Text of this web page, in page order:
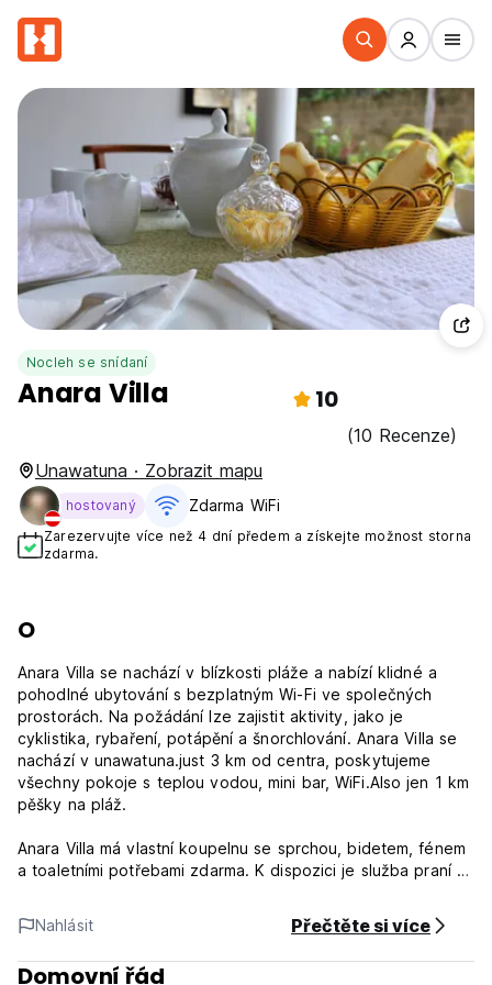
Nocleh se snídaní
Anara Villa 10
(10 Recenze)
Unawatuna · Zobrazit mapu
hostovaný Zdarma WiFi
Zarezervujte více než 4 dní předem a získejte možnost storna
zdarma.
O
Anara Villa se nachází v blízkosti pláže a nabízí klidné a
pohodlné ubytování s bezplatným Wi-Fi ve společných
prostorách. Na požádání lze zajistit aktivity, jako je
cyklistika, rybaření, potápění a šnorchlování. Anara Villa se
nachází v unawatuna.just 3 km od centra, poskytujeme
všechny pokoje s teplou vodou, mini bar, WiFi.Also jen 1 km
pěšky na pláž.
Anara Villa má vlastní koupelnu se sprchou, bidetem, fénem
a toaletními potřebami zdarma. K dispozici je služba praní a
Pláž uzavřená k našemu majetku má měkký písek s opravdu
úžasným koupáním. Jsme uzavřeni expresním autobusovým
nádražím a expresním vlakovým nádražím, takže se můžete
Nahlásit Přečtěte si více
Domovní řád